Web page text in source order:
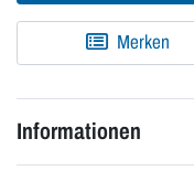
Merken
Informationen